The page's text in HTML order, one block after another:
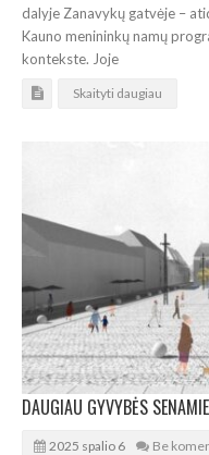
dalyje Zanavykų gatvėje –
Kauno menininkų namų
kontekste. Joje
Skaityti daugiau
2025 spalio 6 Be